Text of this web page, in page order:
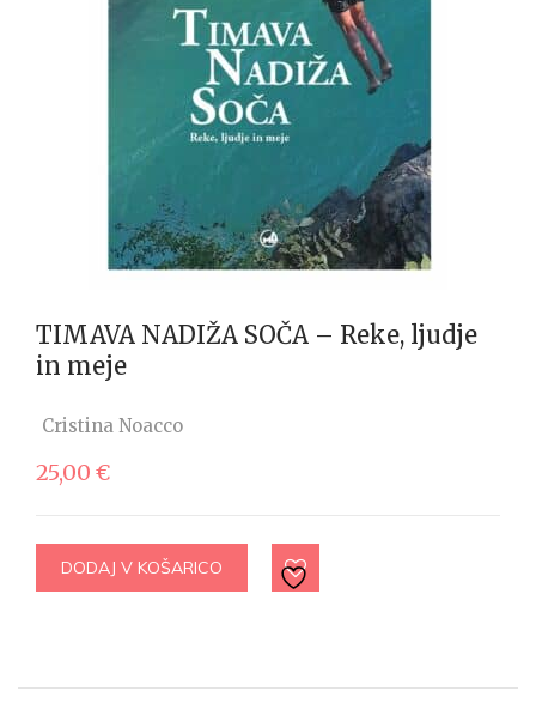
TIMAVA NADIŽA SOČA – Reke, ljudje
in meje
Cristina Noacco
25,00 €
DODAJ V KOŠARICO